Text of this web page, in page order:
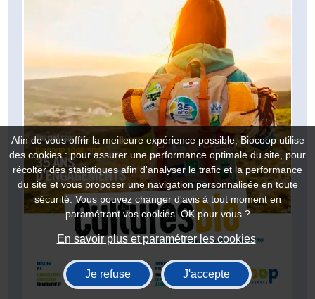
Afin de vous offrir la meilleure expérience possible, Biocoop utilise
des cookies : pour assurer une performance optimale du site, pour
récolter des statistiques afin d'analyser le trafic et la performance
du site et vous proposer une navigation personnalisée en toute
sécurité. Vous pouvez changer d'avis à tout moment en
paramétrant vos cookies. OK pour vous ?
En savoir plus et paramétrer les cookies
Je refuse J'accepte